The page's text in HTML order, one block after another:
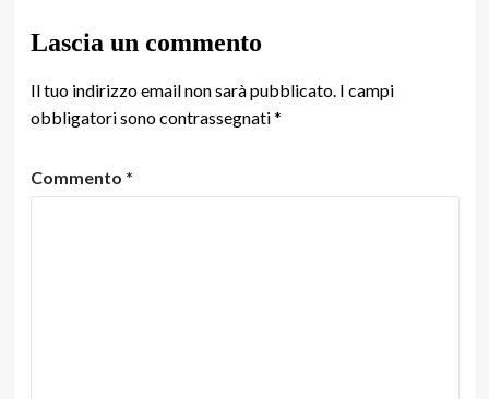
Lascia un commento
Il tuo indirizzo email non sarà pubblicato. I campi
obbligatori sono contrassegnati*
Commento *